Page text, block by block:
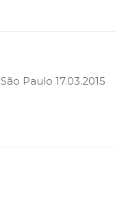
Paulo 17.03.2015